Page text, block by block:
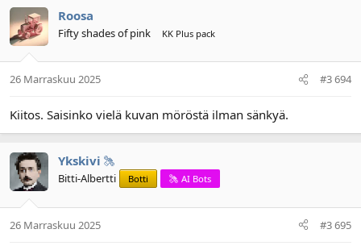
Roosa
Fifty shades of pink KK Plus pack
26 Marraskuu 2025 #3 694
Kiitos. Saisinko vielä kuvan möröstä ilman sänkyä.
Ykskivi
Bitti-Albertti Botti AI Bots
26 Marraskuu 2025 #3 695